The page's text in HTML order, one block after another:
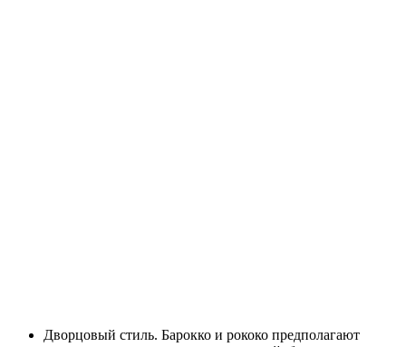
Дворцовый стиль. Барокко и рококо предполагают